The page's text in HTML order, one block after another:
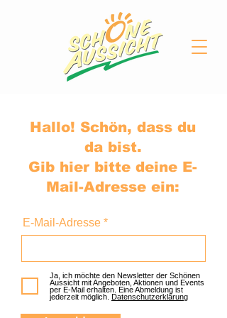
Hallo! Schön, dass du
da bist.
Gib hier bitte deine E-
Mail-Adresse ein:
E-Mail-Adresse
Ja, ich möchte den Newsletter der Schönen
Aussicht mit Angeboten, Aktionen und Events
per E-Mail erhalten. Eine Abmeldung ist
jederzeit möglich. Datenschutzerklärung